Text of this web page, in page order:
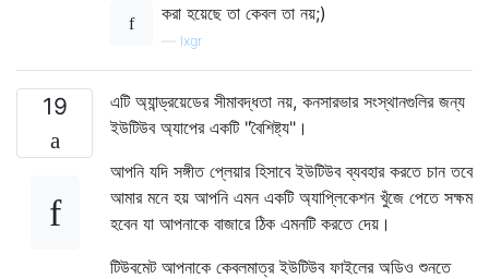
করা হয়েছে তা কেবল তা নয়;)
lxgr
19
এটি অ্যান্ড্রয়েডের সীমাবদ্ধতা নয়, কনসারভার সংস্থানগুলির জন্য
ইউটিউব অ্যাপের একটি "বৈশিষ্ট্য"।
আপনি যদি সঙ্গীত প্লেয়ার হিসাবে ইউটিউব ব্যবহার করতে চান তবে
আমার মনে হয় আপনি এমন একটি অ্যাপ্লিকেশন খুঁজে পেতে সক্ষম
হবেন যা আপনাকে বাজারে ঠিক এমনটি করতে দেয়।
টিউবমেট আপনাকে কেবলমাত্র ইউটিউব ফাইলের অডিও শুনতে